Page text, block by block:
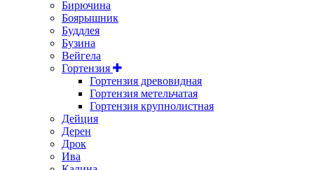
Бирючина
Боярышник
Буддлея
Бузина
Вейгела
Гортензия
Гортензия древовидная
Гортензия метельчатая
Гортензия крупнолистная
Дейция
Дерен
Дрок
Ива